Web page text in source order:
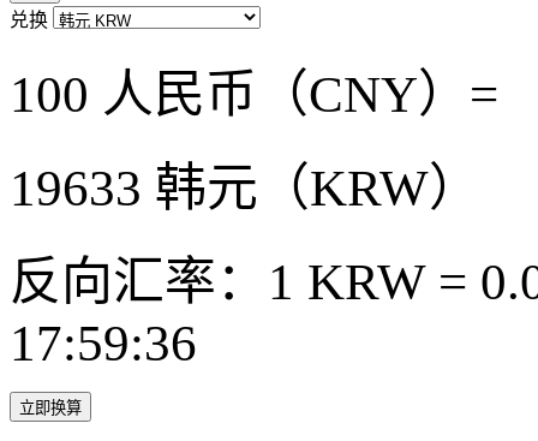
兑换
100 人民币（CNY）=
19633 韩元（KRW）
反向汇率：1 KRW =
17:59:36
立即换算